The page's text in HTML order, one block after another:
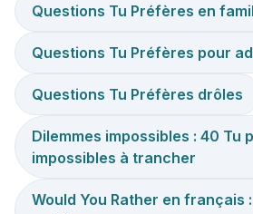
Questions Tu Préfères en
Questions Tu Préfères pour
Questions Tu Préfères drôles
Dilemmes impossibles : 40 Tu
impossibles à trancher
Would You Rather en français